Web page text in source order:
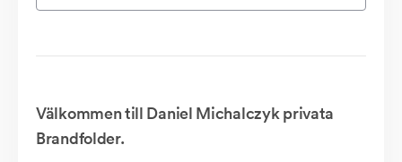
Välkommen till Daniel Michalczyk privata
Brandfolder.